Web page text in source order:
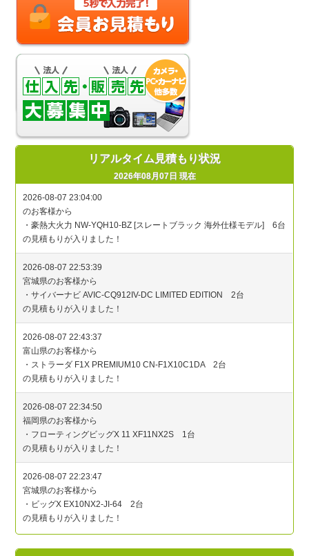
リアルタイム見積もり状況
2026年08月07日 現在